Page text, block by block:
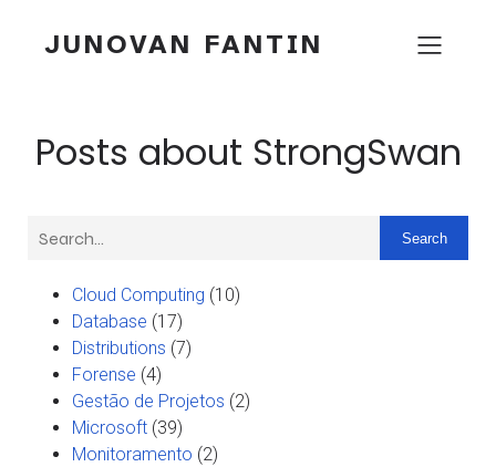
JUNOVAN FANTIN
Posts about StrongSwan
Search
Cloud Computing (10)
Database (17)
Distributions (7)
Forense (4)
Gestão de Projetos (2)
Microsoft (39)
Monitoramento (2)